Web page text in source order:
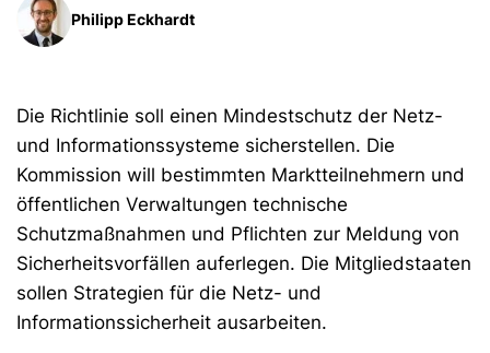
Philipp Eckhardt
Die Richtlinie soll einen Mindestschutz der Netz-
und Informationssysteme sicherstellen. Die
Kommission will bestimmten Marktteilnehmern und
öffentlichen Verwaltungen technische
Schutzmaßnahmen und Pflichten zur Meldung von
Sicherheitsvorfällen auferlegen. Die Mitgliedstaaten
sollen Strategien für die Netz- und
Informationssicherheit ausarbeiten.